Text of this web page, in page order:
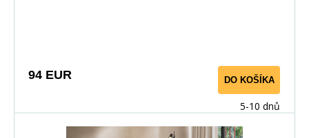
94 EUR DO KOŠÍKA
5-10 dnů